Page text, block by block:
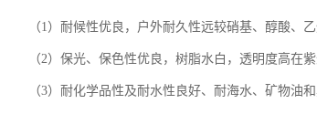
（1）耐候性优良，户外耐久性远较硝基、醇酸、
（2）保光、保色性优良，树脂水白，透明度高在
（3）耐化学品性及耐水性良好、耐海水、矿物油和